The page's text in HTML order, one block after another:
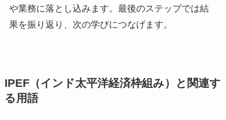
や業務に落とし込みます。最後のステップでは結
果を振り返り、次の学びにつなげます。
IPEF（インド太平洋経済枠組み）と関連す
る用語